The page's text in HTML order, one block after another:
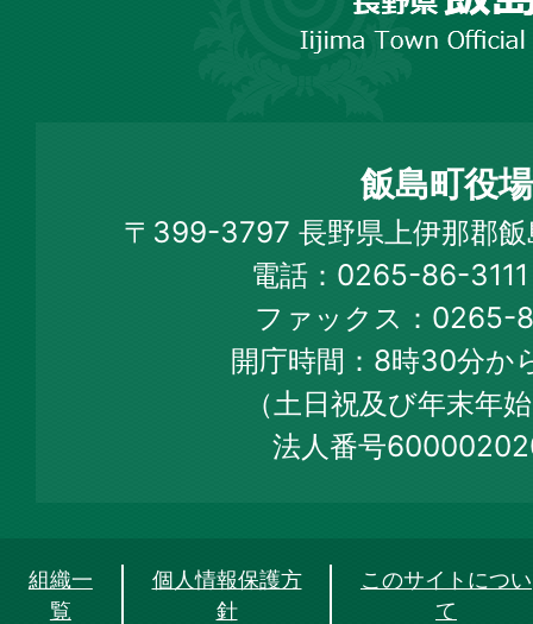
Town
Official
Web
Site
飯島町役場
〒399-3797 長野県上伊那郡
電話：0265-86-
ファックス：0265-
開庁時間：8時30分か
（土日祝及び年末年
法人番号
組織一
覧
個人情報保護方
針
このサイトについ
て